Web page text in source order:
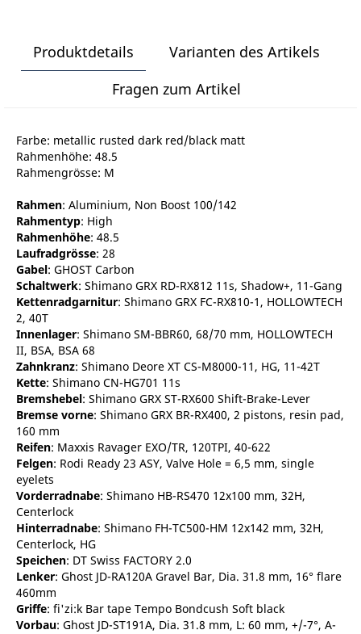
Produktdetails
Varianten des Artikels
Fragen zum Artikel
Farbe: metallic rusted dark red/black matt
Rahmenhöhe: 48.5
Rahmengrösse: M
Rahmen: Aluminium, Non Boost 100/142
Rahmentyp: High
Rahmenhöhe: 48.5
Laufradgrösse: 28
Gabel: GHOST Carbon
Schaltwerk: Shimano GRX RD-RX812 11s, Shadow+, 11-Gang
Kettenradgarnitur: Shimano GRX FC-RX810-1, HOLLOWTECH
2, 40T
Innenlager: Shimano SM-BBR60, 68/70 mm, HOLLOWTECH
II, BSA, BSA 68
Zahnkranz: Shimano Deore XT CS-M8000-11, HG, 11-42T
Kette: Shimano CN-HG701 11s
Bremshebel: Shimano GRX ST-RX600 Shift-Brake-Lever
Bremse vorne: Shimano GRX BR-RX400, 2 pistons, resin pad,
160 mm
Reifen: Maxxis Ravager EXO/TR, 120TPI, 40-622
Felgen: Rodi Ready 23 ASY, Valve Hole = 6,5 mm, single
eyelets
Vorderradnabe: Shimano HB-RS470 12x100 mm, 32H,
Centerlock
Hinterradnabe: Shimano FH-TC500-HM 12x142 mm, 32H,
Centerlock, HG
Speichen: DT Swiss FACTORY 2.0
Lenker: Ghost JD-RA120A Gravel Bar, Dia. 31.8 mm, 16° flare
460mm
Griffe: fi'zi:k Bar tape Tempo Bondcush Soft black
Vorbau: Ghost JD-ST191A, Dia. 31.8 mm, L: 60 mm, +/-7°, A-